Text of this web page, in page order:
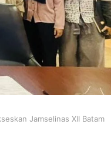
Jamselinas XII Batam